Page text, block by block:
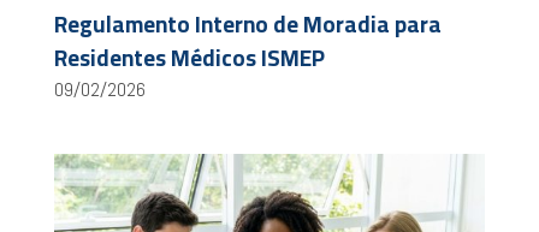
Regulamento Interno de Moradia para
Residentes Médicos ISMEP
09/02/2026